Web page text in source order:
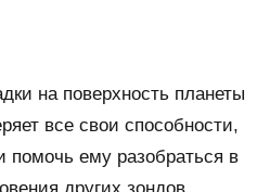
на поверхность планеты
все свои способности,
ему разобраться в
других зондов.